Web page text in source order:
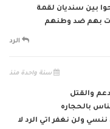
بين سنديان لقمة
بهم ضد وطنهم
الرد
سنة واحدة منذ
والقتل
بالحجاره
ولن نغفر اتي الرد لا